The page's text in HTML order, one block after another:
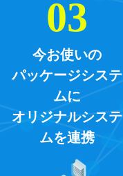
今お使いの
パッケージシステ
ムに
オリジナルシステ
ムを連携